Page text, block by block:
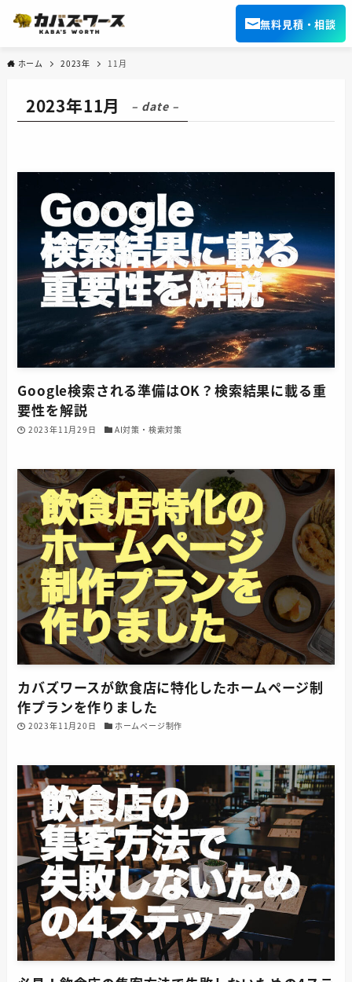
無料見積・相談
ホーム 2023年 11月
2023年11月 – date –
Google検索される準備はOK？検索結果に載る重
要性を解説
2023年11月29日 AI対策・検索対策
カバズワースが飲食店に特化したホームページ制
作プランを作りました
2023年11月20日 ホームページ制作